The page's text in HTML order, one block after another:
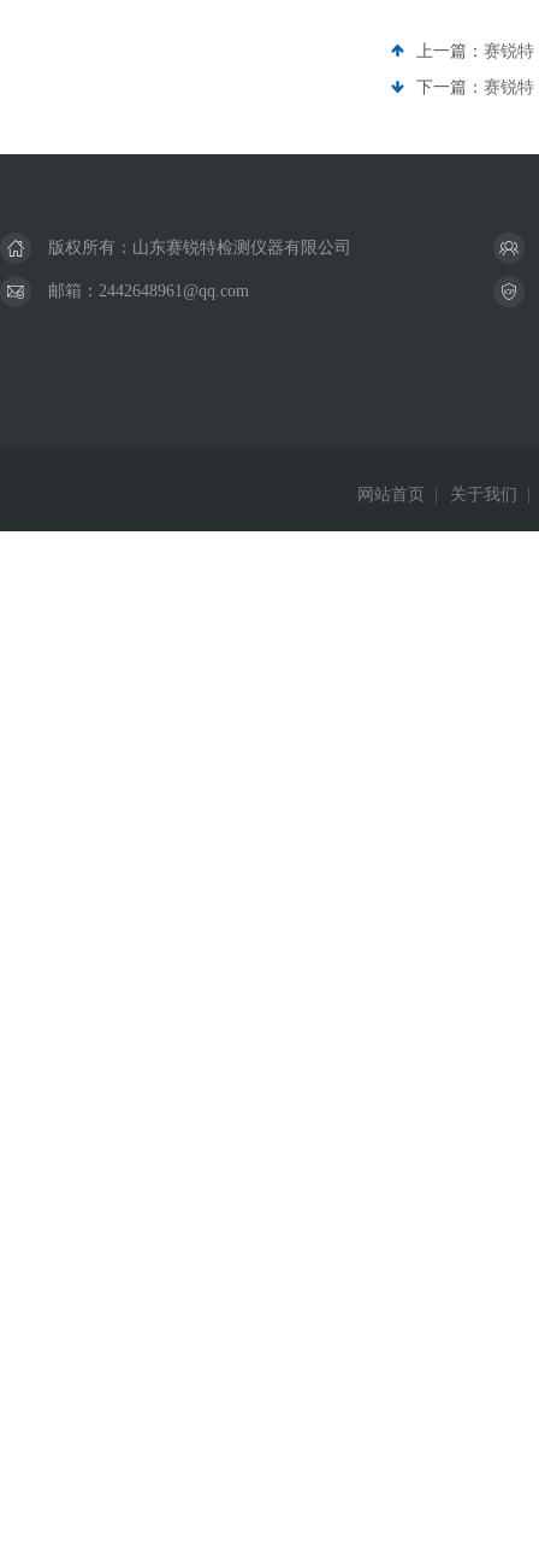
上一篇： 赛锐特
下一篇： 赛锐特
版权所有：山东赛锐特检测仪器有限公司
邮箱：2442648961@qq.com
网站首页 关于我们